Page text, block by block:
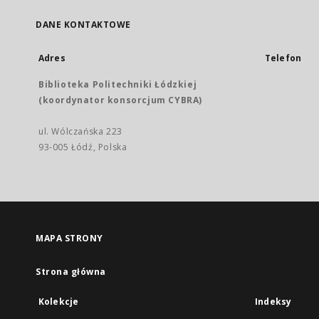
DANE KONTAKTOWE
Adres
Biblioteka Politechniki Łódzkiej
(koordynator konsorcjum CYBRA)
ul. Wólczańska 223
93-005 Łódź, Polska
Telefon
MAPA STRONY
Strona główna
Kolekcje Indeksy